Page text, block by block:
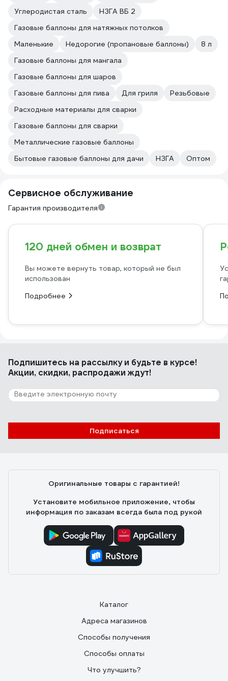
Углеродистая сталь
НЗГА ВБ 2
Газовые баллоны для натяжных потолков
Маленькие
Недорогие (пропановые баллоны)
8 л
Газовые баллоны для мангала
Газовые баллоны для шаров
Газовые баллоны для пива
Для гриля
Резьбовые
Расходные материалы для сварки
Газовые баллоны для сварки
Металлические газовые баллоны
Бытовые газовые баллоны для дачи
НЗГА Оптом
Сервисное обслуживание
Гарантия производителя
120 дней обмен и возврат
Вы можете вернуть товар, который не был
использован
Подробнее
Подпишитесь на рассылкуи будьте в курсе!
Акции, скидки, распродажи ждут!
Подписаться
Оригинальные товары с гарантией!
Установите мобильное приложение, чтобы
информация по заказам всегда была под рукой
Каталог
Адреса магазинов
Способы получения
Способы оплаты
Что улучшить?